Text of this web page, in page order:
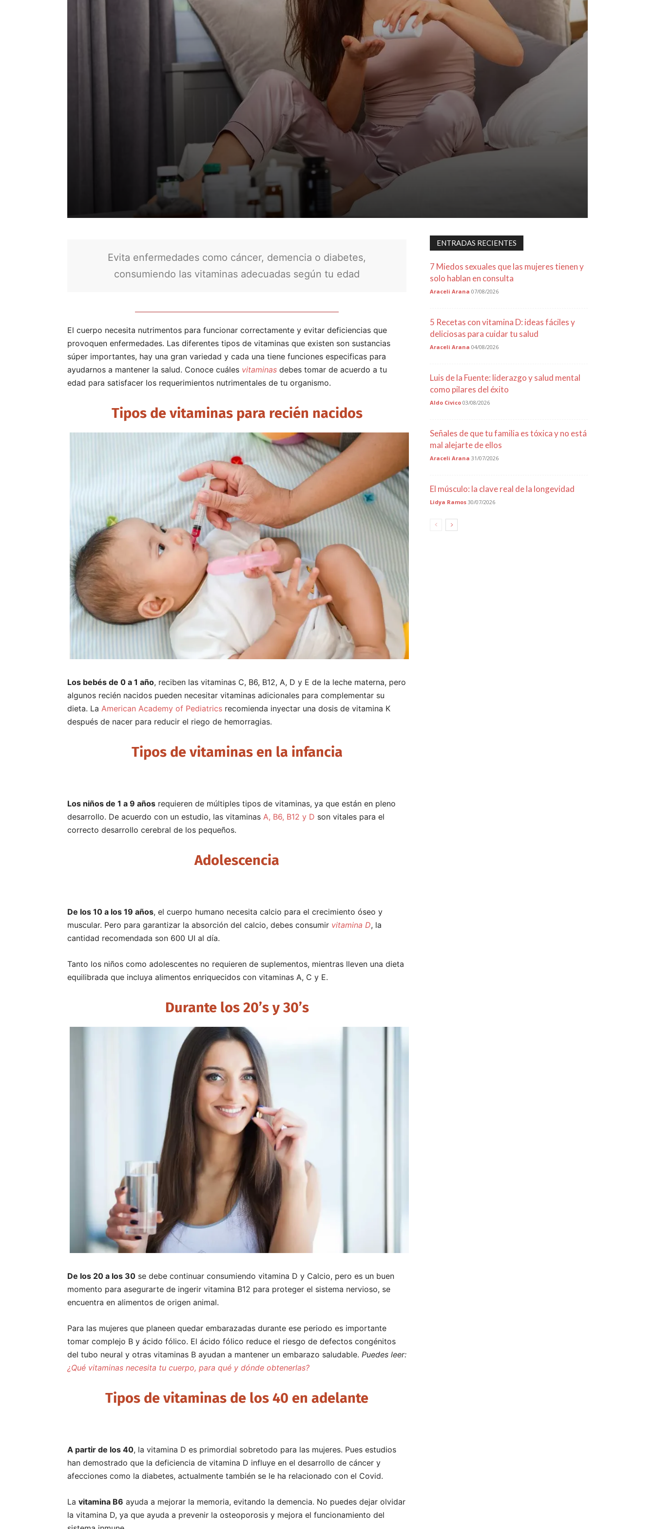
Evita enfermedades como cáncer, demencia o diabetes,
consumiendo las vitaminas adecuadas según tu edad
El cuerpo necesita nutrimentos para funcionar correctamente y evitar deficiencias que
provoquen enfermedades. Las diferentes tipos de vitaminas que existen son sustancias
súper importantes, hay una gran variedad y cada una tiene funciones especificas para
ayudarnos a mantener la salud. Conoce cuáles vitaminas debes tomar de acuerdo a tu
edad para satisfacer los requerimientos nutrimentales de tu organismo.
Tipos de vitaminas para recién nacidos
Los bebés de 0 a 1 año, reciben las vitaminas C, B6, B12, A, D y E de la leche materna, pero
algunos recién nacidos pueden necesitar vitaminas adicionales para complementar su
dieta. La American Academy of Pediatrics recomienda inyectar una dosis de vitamina K
después de nacer para reducir el riego de hemorragias.
Tipos de vitaminas en la infancia
Los niños de 1 a 9 años requieren de múltiples tipos de vitaminas, ya que están en pleno
desarrollo. De acuerdo con un estudio, las vitaminas A, B6, B12 y D son vitales para el
correcto desarrollo cerebral de los pequeños.
Adolescencia
De los 10 a los 19 años, el cuerpo humano necesita calcio para el crecimiento óseo y
muscular. Pero para garantizar la absorción del calcio, debes consumir vitamina D, la
cantidad recomendada son 600 UI al día.
Tanto los niños como adolescentes no requieren de suplementos, mientras lleven una dieta
equilibrada que incluya alimentos enriquecidos con vitaminas A, C y E.
Durante los 20’s y 30’s
De los 20 a los 30 se debe continuar consumiendo vitamina D y Calcio, pero es un buen
momento para asegurarte de ingerir vitamina B12 para proteger el sistema nervioso, se
encuentra en alimentos de origen animal.
Para las mujeres que planeen quedar embarazadas durante ese periodo es importante
tomar complejo B y ácido fólico. El ácido fólico reduce el riesgo de defectos congénitos
del tubo neural y otras vitaminas B ayudan a mantener un embarazo saludable. Puedes leer:
¿Qué vitaminas necesita tu cuerpo, para qué y dónde obtenerlas?
Tipos de vitaminas de los 40 en adelante
A partir de los 40, la vitamina D es primordial sobretodo para las mujeres. Pues estudios
han demostrado que la deficiencia de vitamina D influye en el desarrollo de cáncer y
afecciones como la diabetes, actualmente también se le ha relacionado con el Covid.
La vitamina B6 ayuda a mejorar la memoria, evitando la demencia. No puedes dejar olvidar
la vitamina D, ya que ayuda a prevenir la osteoporosis y mejora el funcionamiento del
ENTRADAS RECIENTES
7 Miedos sexuales que las mujeres tienen y
solo hablan en consulta
Araceli Arana 07/08/2026
5 Recetas con vitamina D: ideas fáciles y
deliciosas para cuidar tu salud
Araceli Arana 04/08/2026
Luis de la Fuente: liderazgo y salud mental
como pilares del éxito
Aldo Civico 03/08/2026
Señales de que tu familia es tóxica y no está
mal alejarte de ellos
Araceli Arana 31/07/2026
El músculo: la clave real de la longevidad
Lidya Ramos 30/07/2026